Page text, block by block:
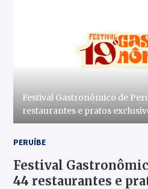
Festival Gastronômico de
restaurantes e pratos
PERUÍBE
Festival
44 restaurantes e